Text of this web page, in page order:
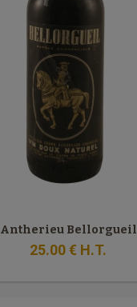
Antherieu Bellorgueil
25.00€ H.T.